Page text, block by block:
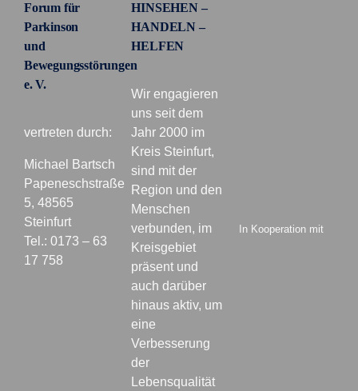
Forum für
Parkinson
und
Bewegungsstörungen
e. V.
vertreten durch:
Michael Bartsch
Papeneschstraße
5, 48565
Steinfurt
Tel.: 0173 – 63
17 758
HINSEHEN –
HANDELN –
HELFEN
Wir engagieren
uns seit dem
Jahr 2000 im
Kreis Steinfurt,
sind mit der
Region und den
Menschen
verbunden, im
Kreisgebiet
präsent und
auch darüber
hinaus aktiv, um
eine
Verbesserung
der
Lebensqualität
In Kooperation mit